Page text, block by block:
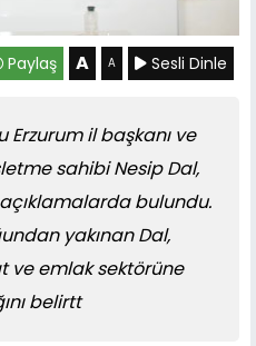
Paylaş A A Sesli Dinle
il başkanı ve
sahibi Nesip Dal,
bulundu.
yakınan Dal,
ve emlak sektörüne
belirtt